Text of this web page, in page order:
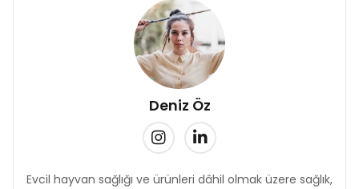
Deniz Öz
Evcil hayvan sağlığı ve ürünleri dâhil olmak üzere sağlık,